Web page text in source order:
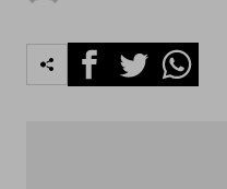
FacebookTwitterWhatsapp